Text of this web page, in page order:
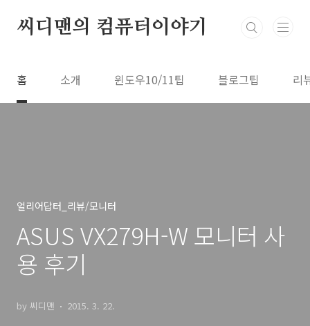
씨디맨의 컴퓨터이야기
홈 소개 윈도우10/11팁 블로그팁 리
얼리어답터_리뷰/모니터
ASUS VX279H-W 모니터 사
용 후기
by 씨디맨 2015. 3. 22.